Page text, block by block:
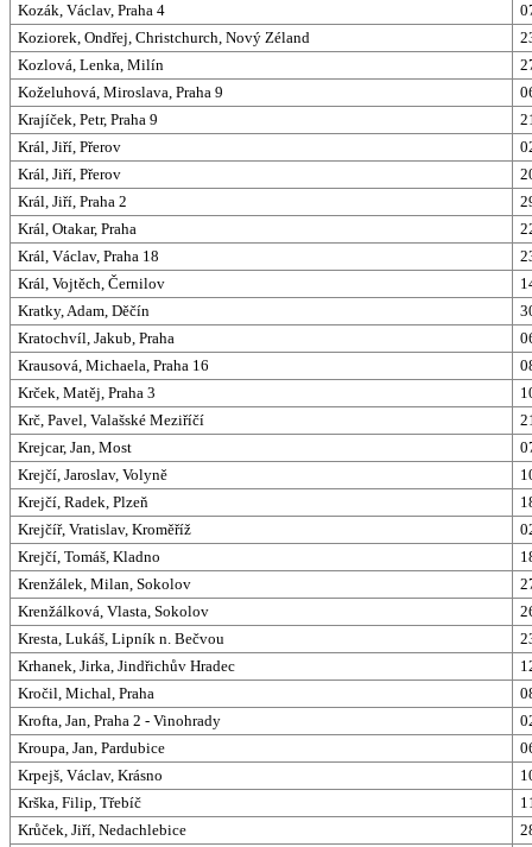
Kozák, Václav, Praha 4
Koziorek, Ondřej, Christchurch, Nový Zéland
Kozlová, Lenka, Milín
Koželuhová, Miroslava, Praha 9
Krajíček, Petr, Praha 9
Král, Jiří, Přerov
Král, Jiří, Přerov
Král, Jiří, Praha 2
Král, Otakar, Praha
Král, Václav, Praha 18
Král, Vojtěch, Černilov
Kratky, Adam, Děčín
Kratochvíl, Jakub, Praha
Krausová, Michaela, Praha 16
Krček, Matěj, Praha 3
Krč, Pavel, Valašské Meziříčí
Krejcar, Jan, Most
Krejčí, Jaroslav, Volyně
Krejčí, Radek, Plzeň
Krejčíř, Vratislav, Kroměříž
Krejčí, Tomáš, Kladno
Krenžálek, Milan, Sokolov
Krenžálková, Vlasta, Sokolov
Kresta, Lukáš, Lipník n. Bečvou
Krhanek, Jirka, Jindřichův Hradec
Kročil, Michal, Praha
Krofta, Jan, Praha 2 - Vinohrady
Kroupa, Jan, Pardubice
Krpejš, Václav, Krásno
Krška, Filip, Třebíč
Krůček, Jiří, Nedachlebice